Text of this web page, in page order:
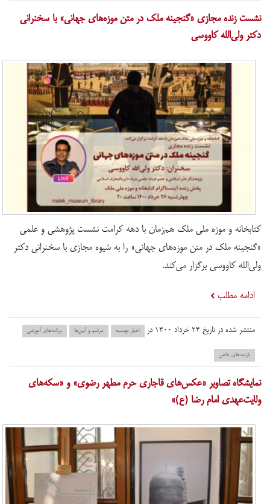
نشست زنده مجازی «گنجینه ملک در متن موزه‌های جهانی» با سخنرانی
دکتر ولی‌الله کاووسی
کتابخانه و موزه ملی ملک هم‌زمان با دهه کرامت نشست پژوهشی و علمی
«گنجینه ملک در متن موزه‌های جهانی» را به شیوه مجازی با سخنرانی دکتر
ولی‌الله کاووسی برگزار می‌کند.
ادامه مطلب
منتشر شده در تاریخ ۲۴ خرداد ۱۴۰۰ در اخبار موسسه مراسم و آیین‌ها برنامه‌های آموزشی
بازدید‌های خاص
نمایشگاه تصاویر «عکس‌های قاجاری حرم مطهر رضوی» و «سکه‌های
ولایت‌عهدی امام رضا (ع)»